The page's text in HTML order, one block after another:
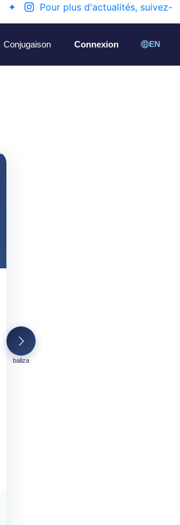
✦
Pour plus d'actualités, suivez-
Conjugaison Connexion EN
baliza